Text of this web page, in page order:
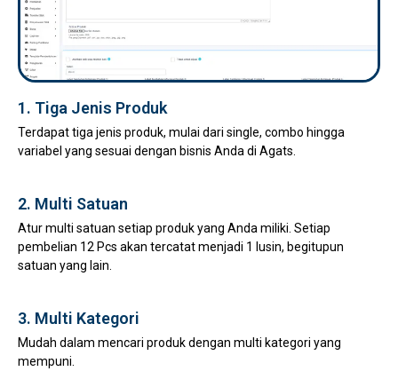
1. Tiga Jenis Produk
Terdapat tiga jenis produk, mulai dari single, combo hingga
variabel yang sesuai dengan bisnis Anda di Agats.
2. Multi Satuan
Atur multi satuan setiap produk yang Anda miliki. Setiap
pembelian 12 Pcs akan tercatat menjadi 1 lusin, begitupun
satuan yang lain.
3. Multi Kategori
Mudah dalam mencari produk dengan multi kategori yang
mempuni.